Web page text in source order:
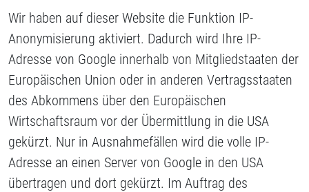
Wir haben auf dieser Website die Funktion IP-
Anonymisierung aktiviert. Dadurch wird Ihre IP-
Adresse von Google innerhalb von Mitgliedstaaten der
Europäischen Union oder in anderen Vertragsstaaten
des Abkommens über den Europäischen
Wirtschaftsraum vor der Übermittlung in die USA
gekürzt. Nur in Ausnahmefällen wird die volle IP-
Adresse an einen Server von Google in den USA
übertragen und dort gekürzt. Im Auftrag des